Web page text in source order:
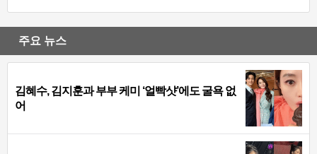
주요 뉴스
김혜수, 김지훈과 부부 케미 ‘얼빡샷’에도 굴욕 없
어